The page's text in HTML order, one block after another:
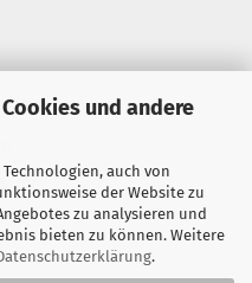
und andere
auch von
der Website zu
zu analysieren und
bieten zu können. Weitere
.
Uhr